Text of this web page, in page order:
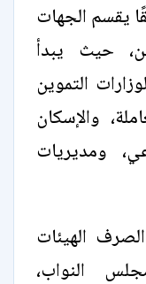
يقسم الجهات
حيث يبدأ
19 مايو لوزارات التموين
والإسكان
ومديريات
الهيئات
النواب،